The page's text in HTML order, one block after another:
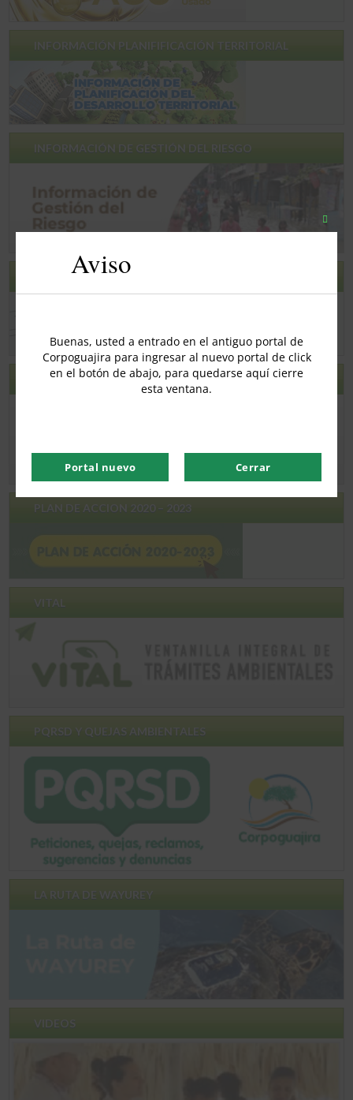
INFORMACIÓN PLANIFIFICACIÓN TERRITORIAL
INFORMACIÓN DE GESTIÓN DEL RIESGO
ENCUESTA DE SATISFACCION
ECOGUAJIRA
PLAN DE ACCION 2020 – 2023
VITAL
PQRSD Y QUEJAS AMBIENTALES
LA RUTA DE WAYUREY
VIDEOS
Close
Aviso
Buenas, usted a entrado en el antiguo portal de
Corpoguajira para ingresar al nuevo portal de click
en el botón de abajo, para quedarse aquí cierre
esta ventana.
Portal nuevo Cerrar